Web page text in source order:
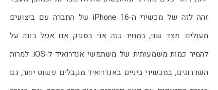
להמיר כמות משמעותית של משתמשי אנדרואיד ל-iOS. למרות